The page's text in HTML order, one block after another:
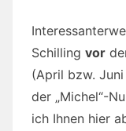
Schilling vor
(April bzw.
der „Michel“-
ich Ihnen hier